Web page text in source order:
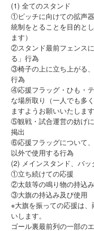
(1) 全てのスタンド
①ピッチに向けての拡声
統制をとることを目的と
ます）
②スタンド最前フェンス
る」行為
③椅子の上に立ち上がる
行為
④応援フラッグ・ひも・
な場所取り（一人でも多
ますようお願いいたします
⑤観戦・試合運営の妨げ
掲出
⑥応援フラッグについて
以外で使用する行為
(2) メインスタンド、バッ
①立ち続けての応援
②太鼓等の鳴り物の持込
③大旗の持込み及び使用
※大旗を振っての応援は
いします。
ゴール裏最前列の一部の